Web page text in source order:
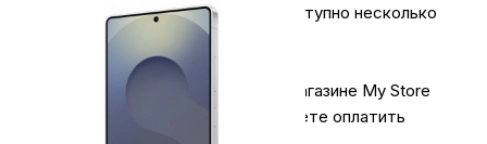
интернет-магазине My Store доступно несколько
вариантов оплаты:
Наличными
При покупке в магазине My Store
или доставке курьером, вы можете оплатить